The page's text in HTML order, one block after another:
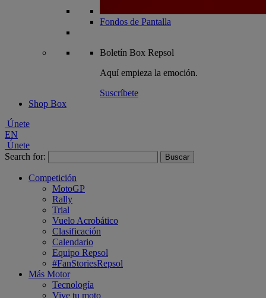
Fondos de Pantalla
Boletín Box Repsol
Aquí empieza la emoción.
Suscríbete
Shop Box
Únete
EN
Únete
Search for:
Competición
MotoGP
Rally
Trial
Vuelo Acrobático
Clasificación
Calendario
Equipo Repsol
#FanStoriesRepsol
Más Motor
Tecnología
Vive tu moto